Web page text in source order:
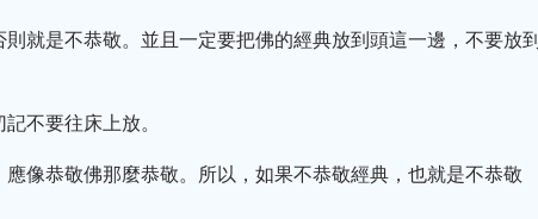
就是不恭敬。並且一定要把佛的經典放到頭這一邊，不要放到
不要往床上放。
像恭敬佛那麼恭敬。所以，如果不恭敬經典，也就是不恭敬